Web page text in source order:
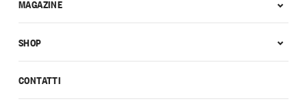
CONTATTI
MAGAZINE
SHOP